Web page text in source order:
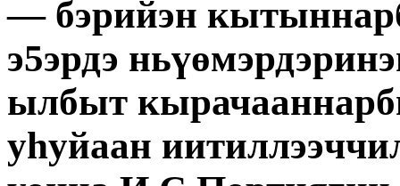
— бэрийэн
э5эрдэ
ылбыт
уһуйаан